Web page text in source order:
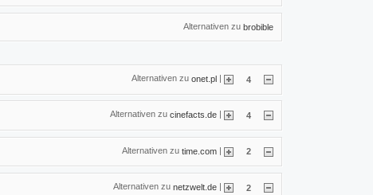
Alternativen zu brobible
Alternativen zu onet.pl | 4
Alternativen zu cinefacts.de 4
Alternativen zu time.com | 2
Alternativen zu netzwelt.de | 2